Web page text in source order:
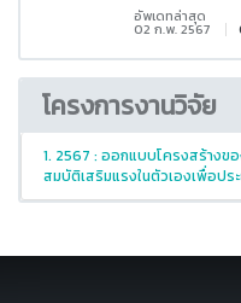
อัพเดทล่าสุด
02 ก.พ. 2567
โครงการงานวิจัย
1. 2567 : ออกแบบโครงสร้างข
สมบัติเสริมแรงในตัวเองเพื่อปร